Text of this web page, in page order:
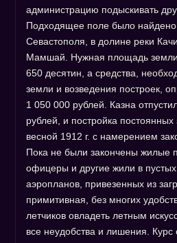
администрацию подыскивать
Подходящее поле было найдено
Севастополя, в долине реки
Мамшай. Нужная площадь
650 десятин, а средства,
земли и возведения построек,
1 050 000 рублей. Казна
рублей, и постройка
весной 1912 г. с намерением
Пока не были закончены жилые
офицеры и другие жили в
аэропланов, привезенных из
примитивная, без многих
летчиков овладеть летным
все неудобства и лишения.